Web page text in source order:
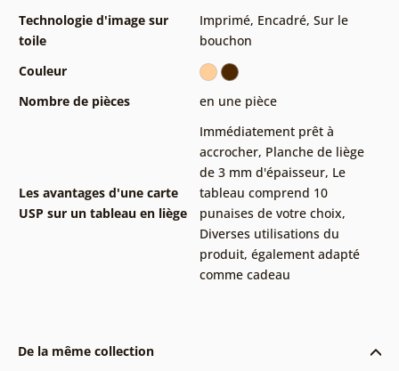
Technologie d'image sur
toile
Imprimé, Encadré, Sur le
bouchon
Couleur
Nombre de pièces
en une pièce
Les avantages d'une carte
USP sur un tableau en liège
Immédiatement prêt à
accrocher, Planche de liège
de 3 mm d'épaisseur, Le
tableau comprend 10
punaises de votre choix,
Diverses utilisations du
produit, également adapté
comme cadeau
De la même collection